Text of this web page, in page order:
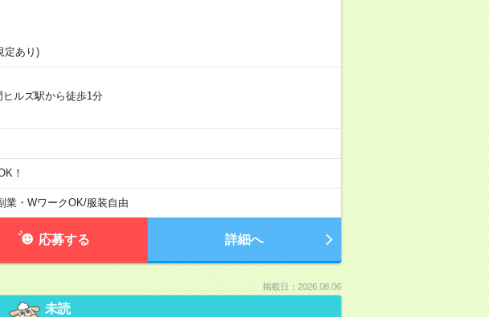
定あり)
ヒルズ駅から徒歩1分
！
業・WワークOK/服装自由
応募する 詳細へ
掲載日：2026.08.06
未読